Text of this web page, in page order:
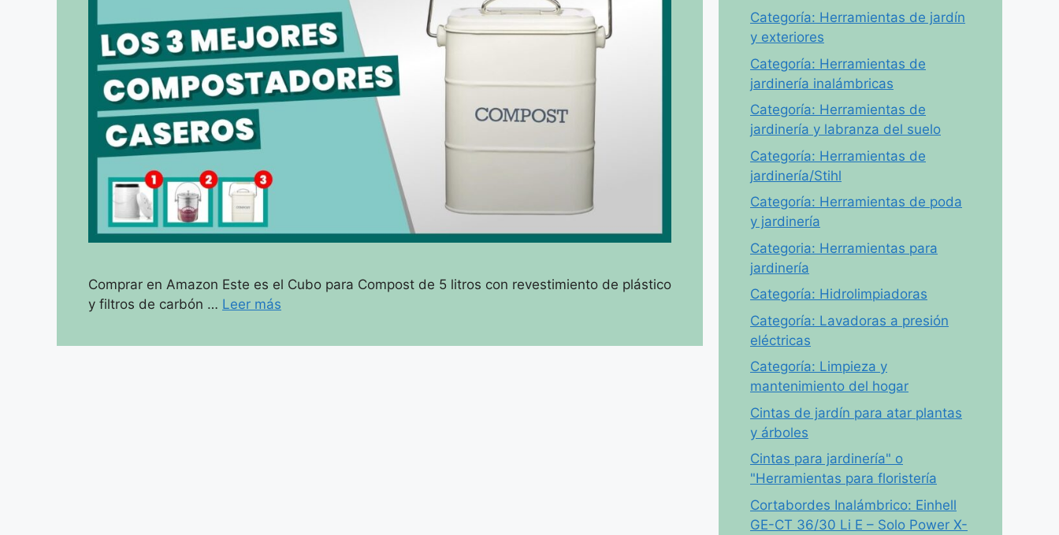
Comprar en Amazon Este es el Cubo para Compost de 5 litros con revestimiento de plástico
y filtros de carbón … Leer más
Categoría: Herramientas de jardín
y exteriores
Categoría: Herramientas de
jardinería inalámbricas
Categoría: Herramientas de
jardinería y labranza del suelo
Categoría: Herramientas de
jardinería/Stihl
Categoría: Herramientas de poda
y jardinería
Categoria: Herramientas para
jardinería
Categoría: Hidrolimpiadoras
Categoría: Lavadoras a presión
eléctricas
Categoría: Limpieza y
mantenimiento del hogar
Cintas de jardín para atar plantas
y árboles
Cintas para jardinería" o
"Herramientas para floristería
Cortabordes Inalámbrico: Einhell
GE-CT 36/30 Li E – Solo Power X-